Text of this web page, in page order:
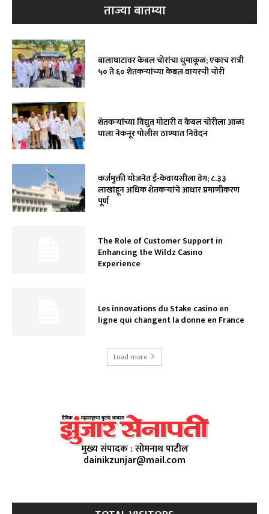
ताज्या बातम्या
बालाघाटावर केबल चोरांचा धुमाकूळ; एकाच रात्री
५० ते ६० शेतकऱ्यांच्या केबल वायरची चोरी
शेतकऱ्यांच्या विद्युत मोटारी व केबल चोरीला आळा
घाला नेकनूर पोलीस ठाण्यात निवेदन
कर्जमुक्ती योजनेत ई-केवायसीला वेग; ८.३३
लाखांहून अधिक शेतकऱ्यांचे आधार प्रमाणीकरण
पूर्ण
The Role of Customer Support in
Enhancing the Wildz Casino
Experience
Les innovations du Stake casino en
ligne qui changent la donne en France
Load more
मुख्य संपादक : सोमनाथ पाटील
dainikzunjar@mail.com